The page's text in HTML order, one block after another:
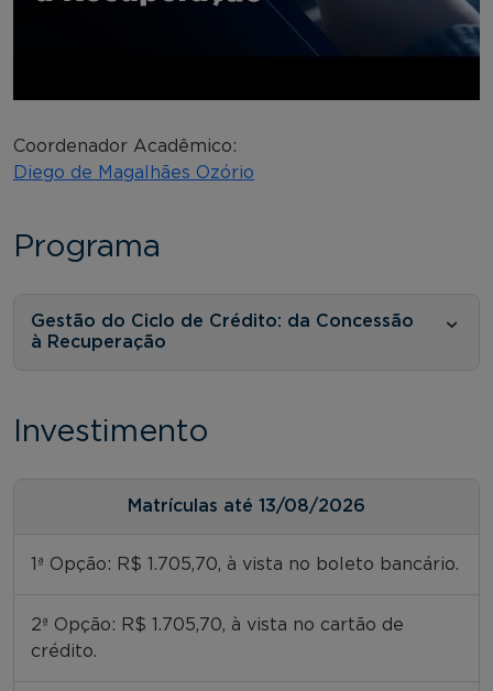
Coordenador Acadêmico:
Diego de Magalhães Ozório
Programa
Gestão do Ciclo de Crédito: da Concessão
à Recuperação
Investimento
Matrículas até 13/08/2026
1ª Opção: R$ 1.705,70, à vista no boleto bancário.
2ª Opção: R$ 1.705,70, à vista no cartão de
crédito.